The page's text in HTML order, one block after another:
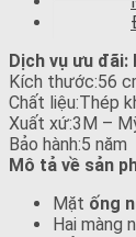
Dịch vụ ưu
Kích thước:56
Chất liệu:Thép
Xuất xứ:3M –
Bảo hành:5 năm
Mô tả về sản
Mặt ống
Hai màng